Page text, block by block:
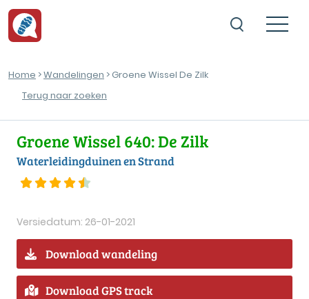
Home >Wandelingen > Groene Wissel De Zilk
Terug naar zoeken
Groene Wissel 640: De Zilk
Waterleidingduinen en Strand
Versiedatum: 26-01-2021
Download wandeling
Download GPS track